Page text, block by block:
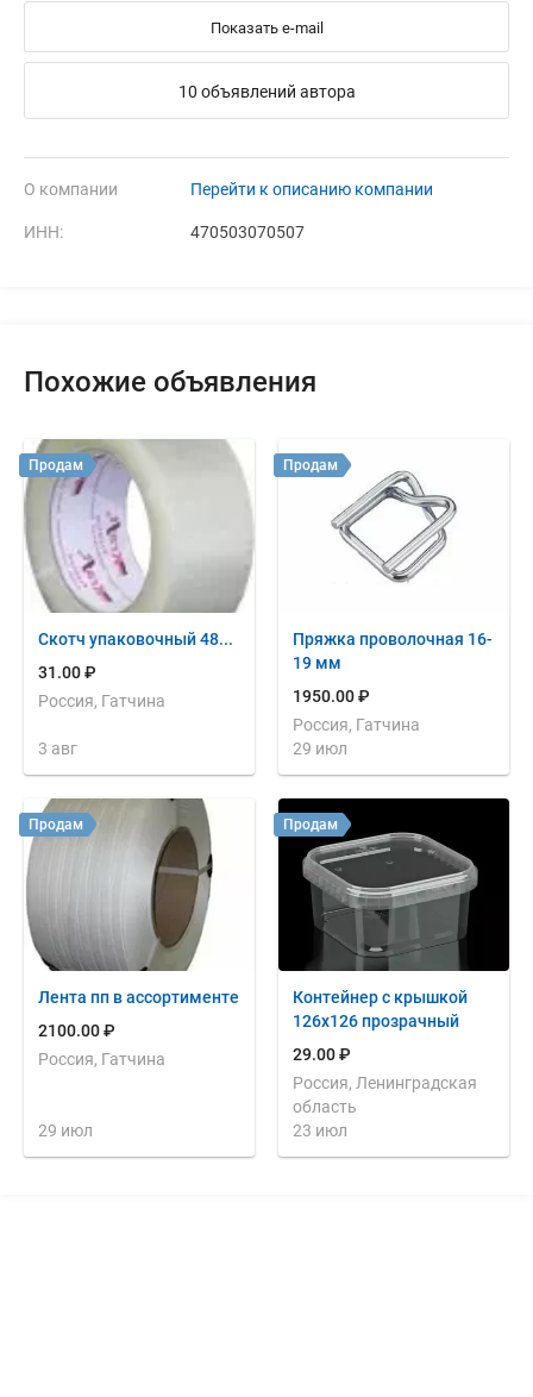
Показать e-mail
10 объявлений автора
О компании Перейти к описанию компании
ИНН: 470503070507
Похожие объявления
Скотч упаковочный 48...
31.00 ₽
Россия, Гатчина
3 авг
Продам
Пряжка проволочная 16-
19 мм
1950.00 ₽
Россия, Гатчина
29 июл
Продам
Лента пп в ассортименте
2100.00 ₽
Россия, Гатчина
29 июл
Продам
Контейнер с крышкой
126х126 прозрачный
29.00 ₽
Россия, Ленинградская
область
23 июл
Продам